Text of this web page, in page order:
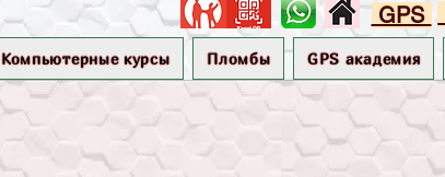
GPS
Компьютерные курсы Пломбы GPS академия